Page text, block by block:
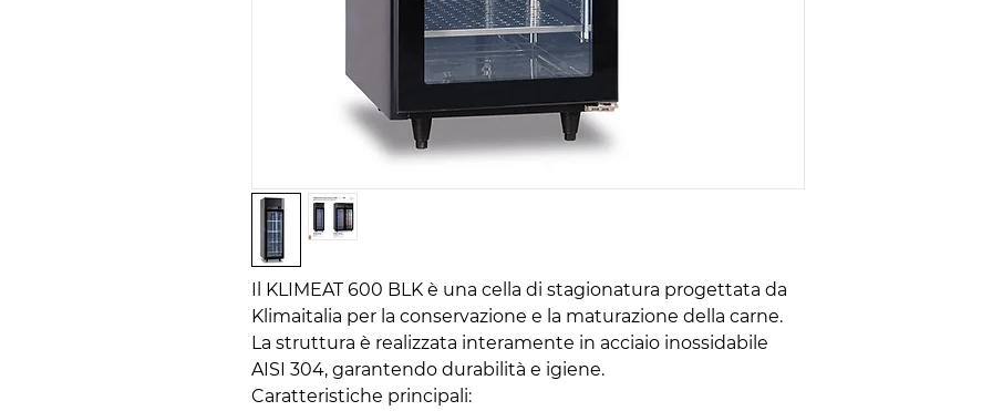
Il KLIMEAT 600 BLK è una cella di stagionatura progettata da
Klimaitalia per la conservazione e la maturazione della carne.
La struttura è realizzata interamente in acciaio inossidabile
AISI 304, garantendo durabilità e igiene.
Caratteristiche principali: